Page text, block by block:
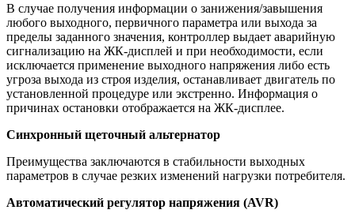
В случае получения информации о занижения/завышения
любого выходного, первичного параметра или выхода за
пределы заданного значения, контроллер выдает аварийную
сигнализацию на ЖК-дисплей и при необходимости, если
исключается применение выходного напряжения либо есть
угроза выхода из строя изделия, останавливает двигатель по
установленной процедуре или экстренно. Информация о
причинах остановки отображается на ЖК-дисплее.
Синхронный щеточный альтернатор
Преимущества заключаются в стабильности выходных
параметров в случае резких изменений нагрузки потребителя.
Автоматический регулятор напряжения (AVR)